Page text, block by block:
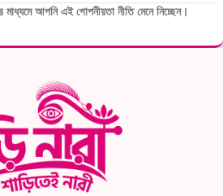
মাধ্যমে আপনি এই গোপনীয়তা নীতি মেনে নিচ্ছেন।